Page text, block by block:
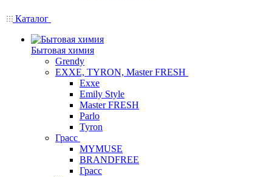
Каталог
Бытовая химия
Grendy
EXXE, TYRON, Master FRESH
Exxe
Emily Style
Master FRESH
Parlo
Tyron
Грасс
MYMUSE
BRANDFREE
Грасс